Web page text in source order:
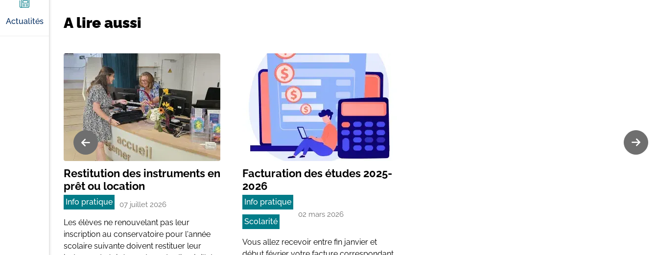
Actualités A lire aussi
Restitution des instruments en
prêt ou location
Info pratique 07 juillet 2026
Les élèves ne renouvelant pas leur
inscription au conservatoire pour l'année
scolaire suivante doivent restituer leur
Facturation des études 2025-
2026
Info pratique
Scolarité
02 mars 2026
Vous allez recevoir entre fin janvier et